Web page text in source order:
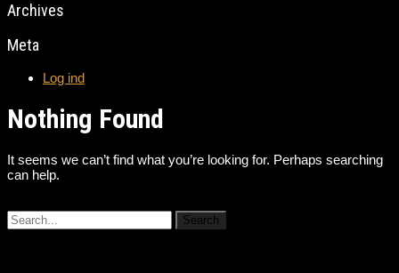
Archives
Meta
Log ind
Nothing Found
It seems we can’t find what you’re looking for. Perhaps searching
can help.